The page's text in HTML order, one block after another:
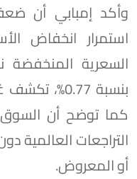
وأكد إمبابي أن
استمرار انخفاض
بنسبة
كما توضح أن
التراجعات العالمية
أو المعروض.